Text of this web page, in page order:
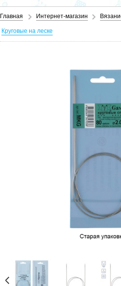
Главная Интернет-магазин
Круговые на леске